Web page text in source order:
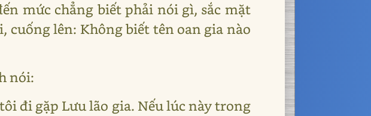
mức chẳng biết phải nói gì, sắc mặt
cuống lên: Không biết tên oan gia nào
nói:
đi gặp Lưu lão gia. Nếu lúc này trong